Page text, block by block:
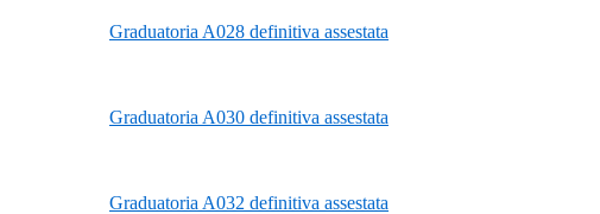
Graduatoria A028 definitiva assestata
Graduatoria A030 definitiva assestata
Graduatoria A032 definitiva assestata